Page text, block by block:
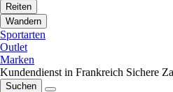
Reiten
Wandern
Sportarten
Outlet
Marken
Kundendienst in Frankreich Sichere
Suchen